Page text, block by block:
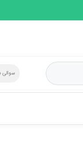
سوالی